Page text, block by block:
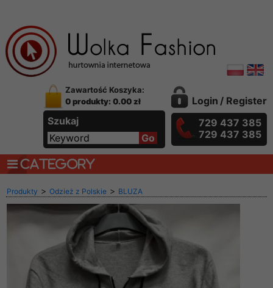
Zawartość Koszyka:
0 produkty: 0.00 zł
Szukaj
Login / Register
729 437 385
729 437 385
CATEGORY
Produkty > Odzież z Polskie > BLUZA